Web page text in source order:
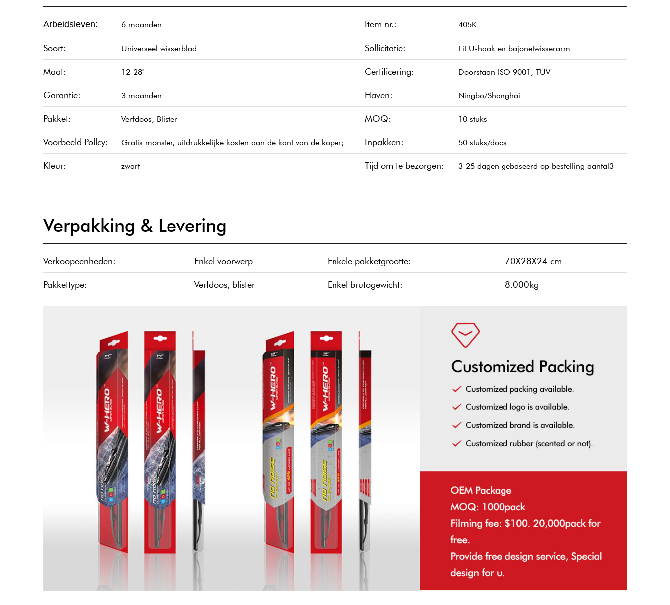
Arbeidsleven: 6 maanden Item nr.: 405K
Soort: Universeel wisserblad Sollicitatie: Fit U-haak en bajonetwisserarm
Maat: 12-28'' Certificering: Doorstaan ​​ISO 9001, TUV
Garantie: 3 maanden Haven: Ningbo/Shanghai
Pakket: Verfdoos, Blister MOQ: 10 stuks
Voorbeeld Pollcy: Gratis monster, uitdrukkelijke kosten aan de kant van de koper; Inpakken: 50 stuks/doos
Kleur: zwart Tijd om te bezorgen: 3-25 dagen gebaseerd op bestelling aantal3
Verpakking & Levering
Verkoopeenheden: Enkel voorwerp Enkele pakketgrootte:
70X28X24 cm
Pakkettype:
Verfdoos, blister Enkel brutogewicht: 8.000kg